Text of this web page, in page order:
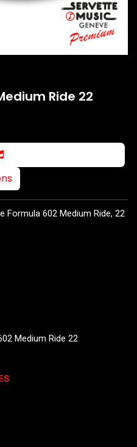
Ride 22
Formula 602 Medium Ride, 22
Medium Ride 22